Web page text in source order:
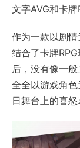
文字AVG和卡牌
作为一款以剧
结合了卡牌
后，没有像一
全全以游戏角色
日舞台上的喜怒